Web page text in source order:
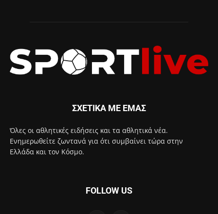
ΣΧΕΤΙΚΑ ΜΕ ΕΜΑΣ
Όλες οι αθλητικές ειδήσεις και τα αθλητικά νέα.
Ενημερωθείτε ζωντανά για ότι συμβαίνει τώρα στην
Ελλάδα και τον Κόσμο.
FOLLOW US